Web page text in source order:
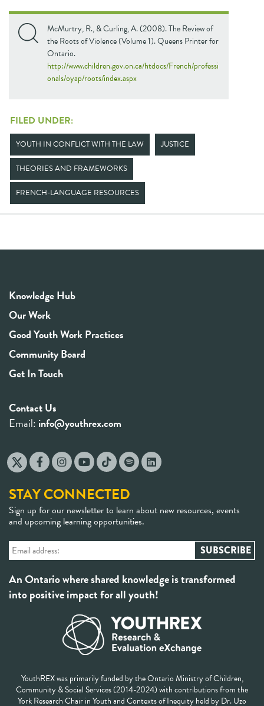
McMurtry, R., & Curling, A. (2008). The Review of
the Roots of Violence (Volume 1). Queens Printer for
Ontario.
http://www.children.gov.on.ca/htdocs/French/professi
onals/oyap/roots/index.aspx
FILED UNDER:
YOUTH IN CONFLICT WITH THE LAW JUSTICE
THEORIES AND FRAMEWORKS
FRENCH-LANGUAGE RESOURCES
Knowledge Hub
Our Work
Good Youth Work Practices
Community Board
Get In Touch
Contact Us
Email: info@youthrex.com
STAY CONNECTED
Sign up for our newsletter to learn about new resources, events
and upcoming learning opportunities.
An Ontario where shared knowledge is transformed
into positive impact for all youth!
YouthREX was primarily funded by the Ontario Ministry of Children,
Community & Social Services (2014-2024) with contributions from the
York Research Chair in Youth and Contexts of Inequity held by Dr. Uzo